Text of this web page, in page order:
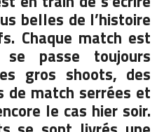
belles de l’histoire
Chaque match est
passe toujours
gros shoots, des
de match serrées et
le cas hier soir.